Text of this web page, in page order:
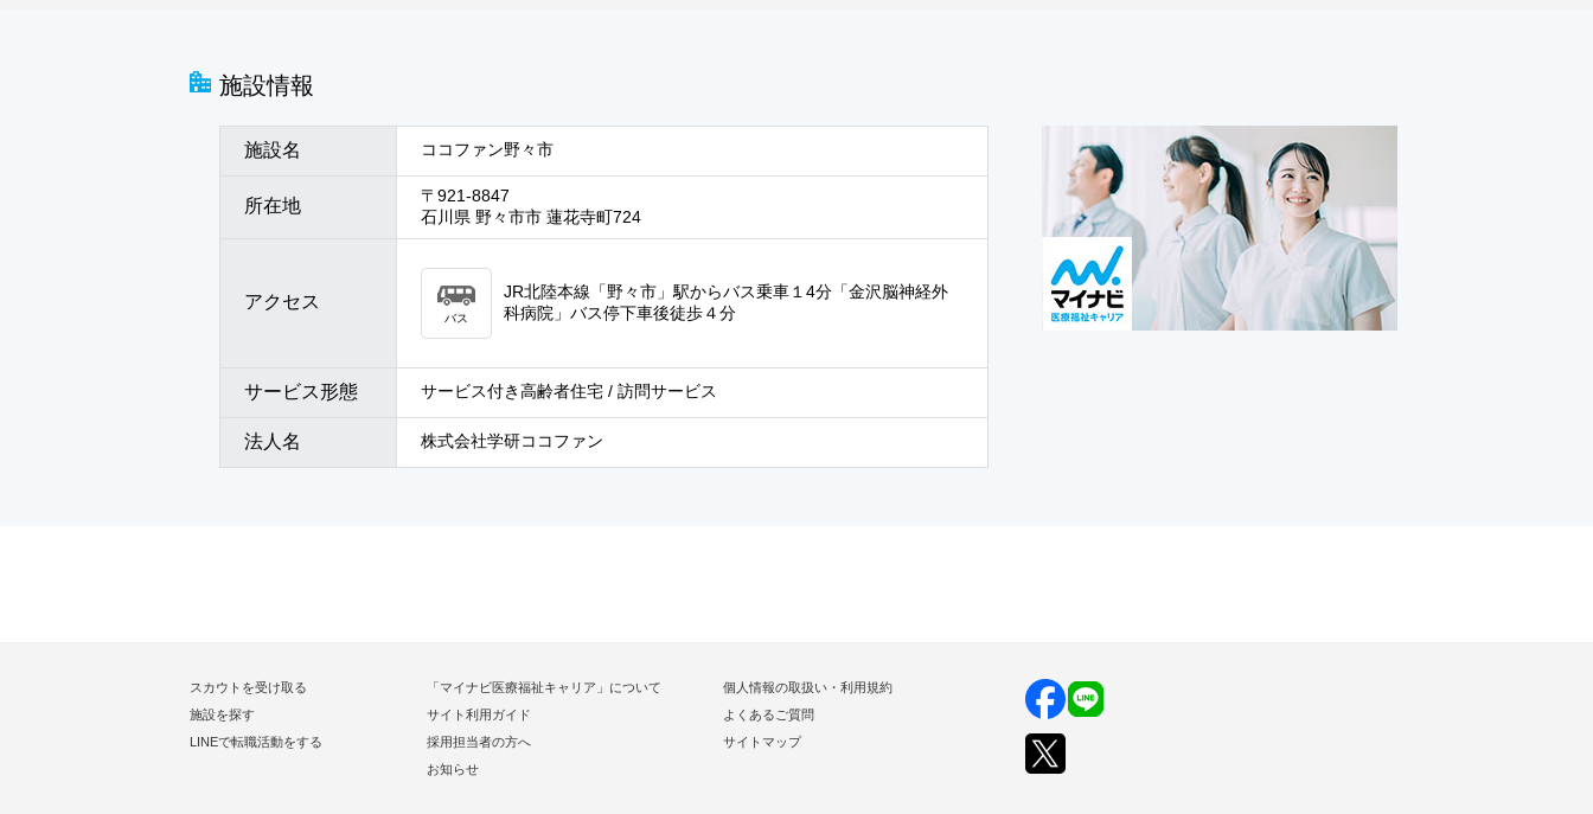
施設情報
施設名 ココファン野々市
所在地
〒921-8847
石川県 野々市市 蓮花寺町724
アクセス
バス
JR北陸本線「野々市」駅からバス乗車１4分「金沢脳神経外
科病院」バス停下車後徒歩４分
サービス形態 サービス付き高齢者住宅 / 訪問サービス
法人名 株式会社学研ココファン
スカウトを受け取る
施設を探す
LINEで転職活動をする
「マイナビ医療福祉キャリア」について
サイト利用ガイド
採用担当者の方へ
お知らせ
個人情報の取扱い・利用規約
よくあるご質問
サイトマップ